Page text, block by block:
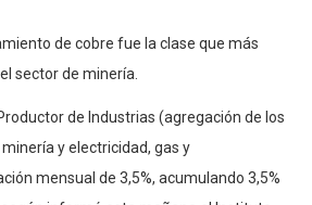
de cobre fue la clase que más
sector de minería.
de Industrias (agregación de los
y electricidad, gas y
mensual de 3,5%, acumulando 3,5%